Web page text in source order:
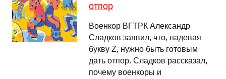
отпор
Военкор ВГТРК Александр
Сладков заявил, что, надевая
букву Z, нужно быть готовым
дать отпор. Сладков рассказал,
почему военкоры и